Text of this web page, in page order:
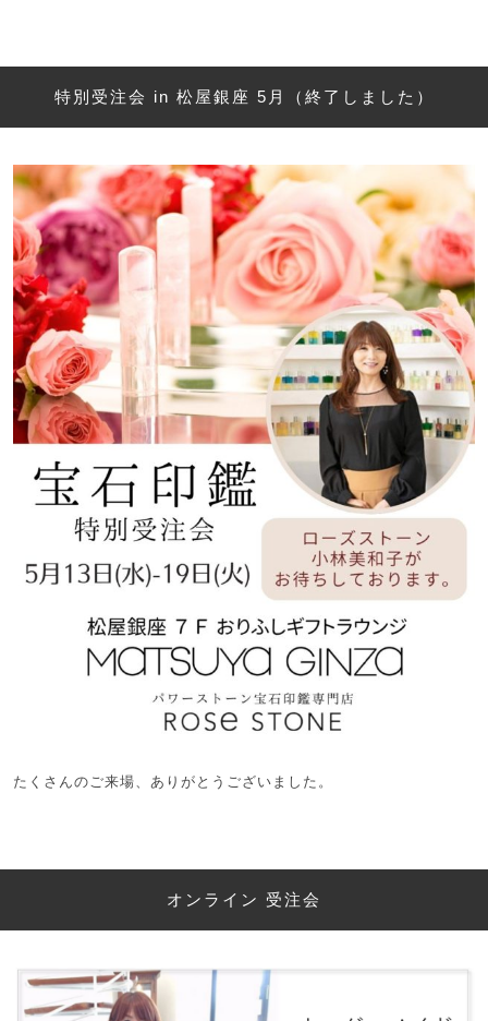
特別受注会 in 松屋銀座 5月（終了しました）
たくさんのご来場、ありがとうございました。
オンライン 受注会